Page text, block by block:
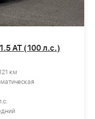
AT (100 л.с.)
км